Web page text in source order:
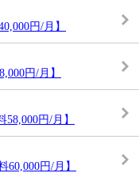
円/月】
円/月】
円/月】
円/月】